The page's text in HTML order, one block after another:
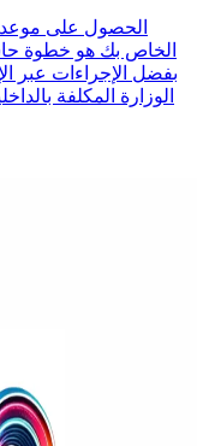
الحصول على
الخاص بك هو خطوة
بفضل الإجراءات عبر
الوزارة المكلفة